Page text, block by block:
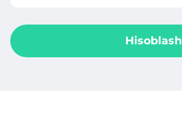
Hisoblash